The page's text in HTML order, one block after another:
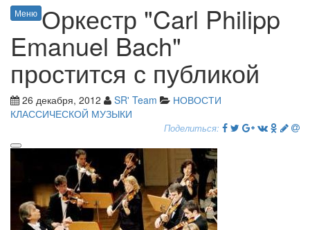
Меню Оркестр "Carl Philipp
Emanuel Bach"
простится с публикой
26 декабря, 2012 SR' Team
НОВОСТИ
КЛАССИЧЕСКОЙ МУЗЫКИ
Поделиться: